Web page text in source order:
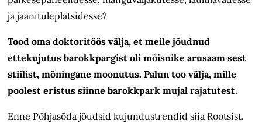
ja jaanituleplatsidesse?
Tood oma doktoritöös välja, et meile jõudnud
ettekujutus barokkpargist oli mõisnike arusaam sest
stiilist, mõningane moonutus. Palun too välja, mille
poolest eristus siinne barokkpark mujal rajatutest.
Enne Põhjasõda jõudsid kujundustrendid siia Rootsist.